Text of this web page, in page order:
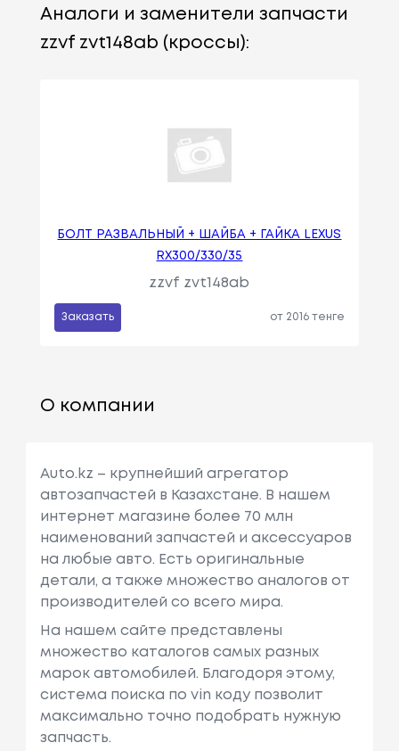
Аналоги и заменители запчасти
zzvf zvt148ab (кроссы):
БОЛТ РАЗВАЛЬНЫЙ + ШАЙБА + ГАЙКА LEXUS
RX300/330/35
zzvf zvt148ab
Заказать от 2016 тенге
О компании
Auto.kz – крупнейший агрегатор
автозапчастей в Казахстане. В нашем
интернет магазине более 70 млн
наименований запчастей и аксессуаров
на любые авто. Есть оригинальные
детали, а также множество аналогов от
производителей со всего мира.
На нашем сайте представлены
множество каталогов самых разных
марок автомобилей. Благодоря этому,
система поиска по vin коду позволит
максимально точно подобрать нужную
запчасть.